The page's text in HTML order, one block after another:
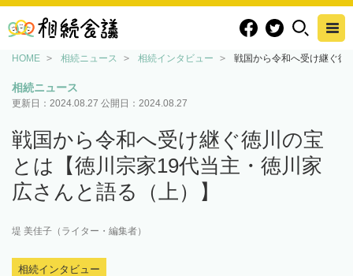
HOME 相続ニュース 相続インタビュー 戦国から令和へ受け継ぐ徳
相続ニュース
更新日： 2024.08.27 公開日： 2024.08.27
戦国から令和へ受け継ぐ徳川の宝
とは【徳川宗家19代当主・徳川家
広さんと語る（上）】
堤 美佳子（ライター・編集者）
相続インタビュー